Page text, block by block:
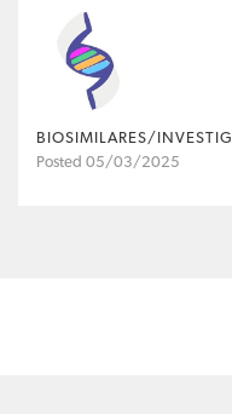
BIOSIMILARES/
Posted 05/03/2025